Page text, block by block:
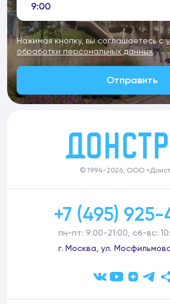
9:00
Нажимая кнопку, вы соглашаетесь с
обработки персональных данных
Отправить
© 1994-2026, ООО
+7 (495)
пн-пт: 9:00-21:00, сб-вс:
г. Москва, ул.